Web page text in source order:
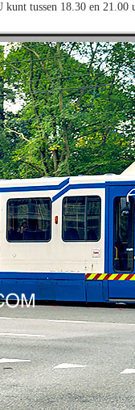
tussen 18.30 en 21.00